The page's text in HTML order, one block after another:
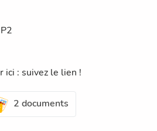
ici : suivez le lien !
2 documents